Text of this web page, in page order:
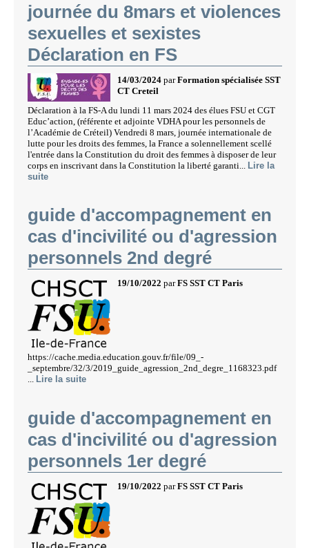
journée du 8mars et violences
sexuelles et sexistes
Déclaration en FS
14/03/2024 parFormation spécialisée SST
CT Creteil
Déclaration à la FS-A du lundi 11 mars 2024 des élues FSU et CGT
Educ’action, (référente et adjointe VDHA pour les personnels de
l’Académie de Créteil) Vendredi 8 mars, journée internationale de
lutte pour les droits des femmes, la France a solennellement scellé
l'entrée dans la Constitution du droit des femmes à disposer de leur
corps en inscrivant dans la Constitution la liberté garanti... Lire la
suite
guide d'accompagnement en
cas d'incivilité ou d'agression
personnels 2nd degré
19/10/2022 parFS SST CT Paris
https://cache.media.education.gouv.fr/file/09_-
_septembre/32/3/2019_guide_agression_2nd_degre_1168323.pdf
... Lire la suite
guide d'accompagnement en
cas d'incivilité ou d'agression
personnels 1er degré
19/10/2022 parFS SST CT Paris